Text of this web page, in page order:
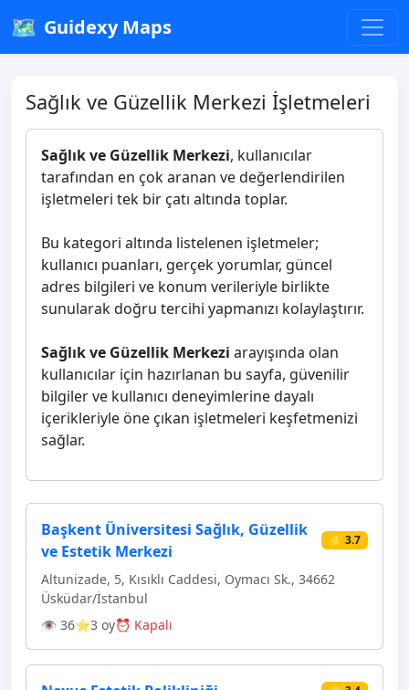
🗺️ Guidexy Maps
Sağlık ve Güzellik Merkezi İşletmeleri
Sağlık ve Güzellik Merkezi, kullanıcılar
tarafından en çok aranan ve değerlendirilen
işletmeleri tek bir çatı altında toplar.
Bu kategori altında listelenen işletmeler;
kullanıcı puanları, gerçek yorumlar, güncel
adres bilgileri ve konum verileriyle birlikte
sunularak doğru tercihi yapmanızı kolaylaştırır.
Sağlık ve Güzellik Merkezi arayışında olan
kullanıcılar için hazırlanan bu sayfa, güvenilir
bilgiler ve kullanıcı deneyimlerine dayalı
içerikleriyle öne çıkan işletmeleri keşfetmenizi
sağlar.
Başkent Üniversitesi Sağlık, Güzellik
ve Estetik Merkezi
⭐ 3.7
Altunizade, 5, Kısıklı Caddesi, Oymacı Sk., 34662
Üsküdar/İstanbul
👁 36⭐3 oy⏰ Kapalı